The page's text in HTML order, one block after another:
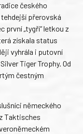
českého
přerovská
první „tygří“ letkou z
získala status
vyhrála i putovní
Tiger Trophy. Od
čestným
německého
Taktisches